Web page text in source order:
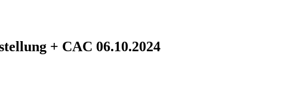
+ CAC 06.10.2024